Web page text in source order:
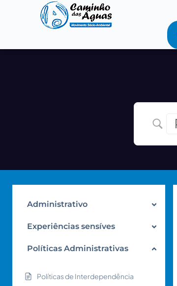
Administrativo
Experiências sensíves
Políticas Administrativas
Políticas de Interdependência